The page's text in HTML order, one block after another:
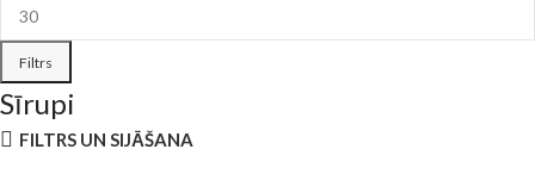
Filtrs
Sīrupi
FILTRS UN SIJĀŠANA